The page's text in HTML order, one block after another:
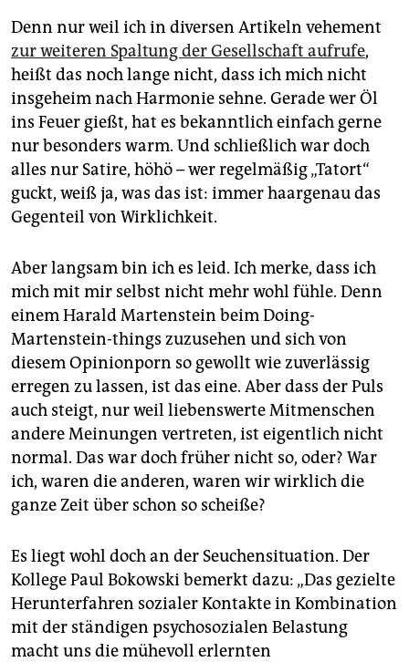
Denn nur weil ich in diversen Artikeln vehement
zur weiteren Spaltung der Gesellschaft aufrufe,
heißt das noch lange nicht, dass ich mich nicht
insgeheim nach Harmonie sehne. Gerade wer Öl
ins Feuer gießt, hat es bekanntlich einfach gerne
nur besonders warm. Und schließlich war doch
alles nur Satire, höhö – wer regelmäßig „Tatort“
guckt, weiß ja, was das ist: immer haargenau das
Gegenteil von Wirklichkeit.
Aber langsam bin ich es leid. Ich merke, dass ich
mich mit mir selbst nicht mehr wohl fühle. Denn
einem Harald Martenstein beim Doing-
Martenstein-things zuzusehen und sich von
diesem Opinionporn so gewollt wie zuverlässig
erregen zu lassen, ist das eine. Aber dass der Puls
auch steigt, nur weil liebenswerte Mitmenschen
andere Meinungen vertreten, ist eigentlich nicht
normal. Das war doch früher nicht so, oder? War
ich, waren die anderen, waren wir wirklich die
ganze Zeit über schon so scheiße?
Es liegt wohl doch an der Seuchensituation. Der
Kollege Paul Bokowski bemerkt dazu: „Das gezielte
Herunterfahren sozialer Kontakte in Kombination
mit der ständigen psychosozialen Belastung
macht uns die mühevoll erlernten